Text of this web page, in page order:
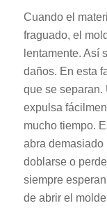
Cuando el
fraguado, el
lentamente. Así
daños. En esta
que se separan.
expulsa
mucho tiempo.
abra demasiado
doblarse o
siempre
de abrir el